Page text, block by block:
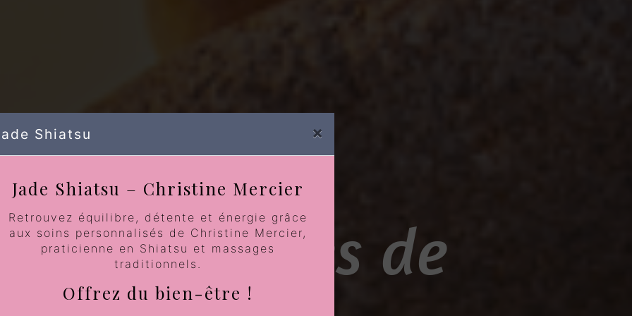
Shiatsu ×
Jade Shiatsu – Christine Mercier
Retrouvez équilibre, détente et énergie grâce
aux soins personnalisés de Christine Mercier,
praticienne en Shiatsu et massages
traditionnels.
Offrez du bien-être !
près de